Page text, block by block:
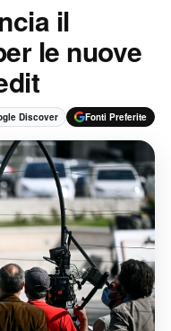
il
le nuove
Discover Fonti Preferite